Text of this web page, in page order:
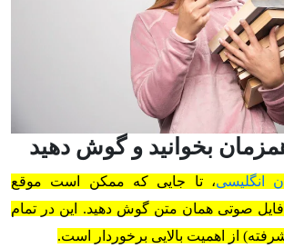
بخوانید و گوش دهید
انگلیسی، تا جایی که ممکن است موقع
صوتی همان متن گوش دهید. این در تمام
از اهمیت بالایی برخوردار است.